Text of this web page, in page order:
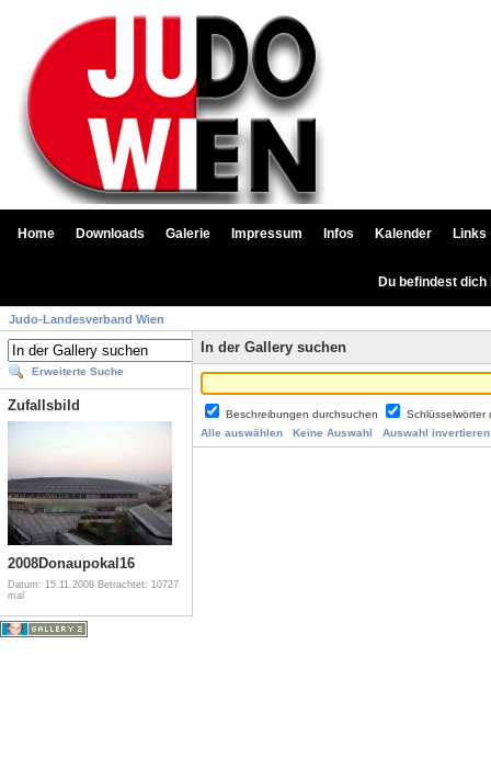
Home Downloads Galerie Impressum Infos Kalender Links
Du befindest
Judo-Landesverband Wien
Erweiterte Suche
Zufallsbild
2008Donaupokal16
Datum: 15.11.2008 Betrachtet: 10727
mal
In der Gallery suchen
Beschreibungen durchsuchen
Alle auswählen
Keine Auswahl Auswahl invertieren